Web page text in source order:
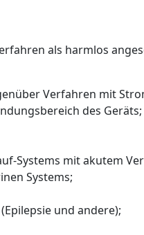
als harmlos
Verfahren mit
des Geräts;
Systems mit akutem
Systems;
und andere);